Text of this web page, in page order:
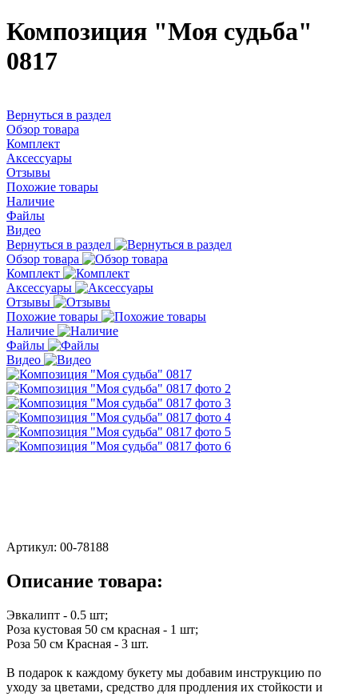
Композиция "Моя судьба"
0817
Вернуться в раздел
Обзор товара
Комплект
Аксессуары
Отзывы
Похожие товары
Наличие
Файлы
Видео
Вернуться в раздел
Обзор товара
Комплект
Аксессуары
Отзывы
Похожие товары
Наличие
Файлы
Видео
Артикул: 00-78188
Описание товара:
Эвкалипт - 0.5 шт;
Роза кустовая 50 см красная - 1 шт;
Роза 50 см Красная - 3 шт.
В подарок к каждому букету мы добавим инструкцию по
уходу за цветами, средство для продления их стойкости и